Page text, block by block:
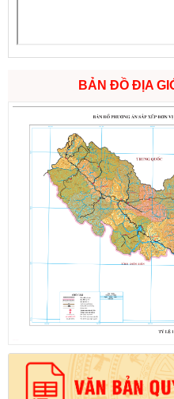
BẢN ĐỒ ĐỊA
1721/QĐ-UBND
Tên:(Quyết định Phê duyệt